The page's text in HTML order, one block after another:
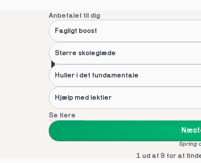
Anbefalet til dig
Fagligt boost
Større skoleglæde
Huller i det fundamentale
Hjælp med lektier
Se flere
Spring
1 ud af 9 for at
Foretrukket
af danske